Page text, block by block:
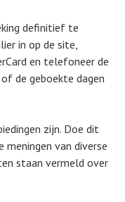
definitief te
in op de site,
en telefoneer de
de geboekte dagen
zijn. Doe dit
meningen van diverse
staan vermeld over